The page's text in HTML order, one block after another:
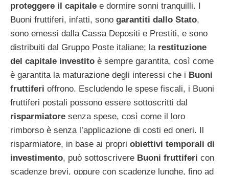
proteggere il capitale e dormire sonni tranquilli. I
Buoni fruttiferi, infatti, sono garantiti dallo Stato,
sono emessi dalla Cassa Depositi e Prestiti, e sono
distribuiti dal Gruppo Poste italiane; la restituzione
del capitale investito è sempre garantita, così come
è garantita la maturazione degli interessi che i Buoni
fruttiferi offrono. Escludendo le spese fiscali, i Buoni
fruttiferi postali possono essere sottoscritti dal
risparmiatore senza spese, così come il loro
rimborso è senza l’applicazione di costi ed oneri. Il
risparmiatore, in base ai propri obiettivi temporali di
investimento, può sottoscrivere Buoni fruttiferi con
scadenze brevi, oppure con scadenze lunghe, fino ad